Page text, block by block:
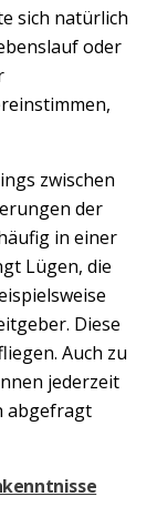
sich natürlich
oder
zwischen
der
in einer
Lügen, die
Diese
Auch zu
jederzeit
abgefragt